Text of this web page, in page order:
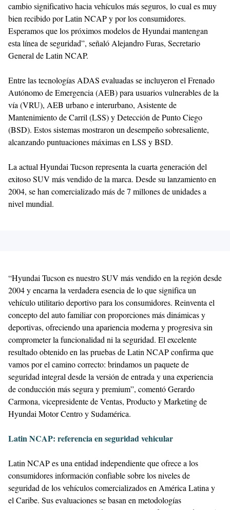
cambio significativo hacia vehículos más seguros, lo cual es muy
bien recibido por Latin NCAP y por los consumidores.
Esperamos que los próximos modelos de Hyundai mantengan
esta línea de seguridad”, señaló Alejandro Furas, Secretario
General de Latin NCAP.
Entre las tecnologías ADAS evaluadas se incluyeron el Frenado
Autónomo de Emergencia (AEB) para usuarios vulnerables de la
vía (VRU), AEB urbano e interurbano, Asistente de
Mantenimiento de Carril (LSS) y Detección de Punto Ciego
(BSD). Estos sistemas mostraron un desempeño sobresaliente,
alcanzando puntuaciones máximas en LSS y BSD.
La actual Hyundai Tucson representa la cuarta generación del
exitoso SUV más vendido de la marca. Desde su lanzamiento en
2004, se han comercializado más de 7 millones de unidades a
nivel mundial.
“Hyundai Tucson es nuestro SUV más vendido en la región desde
2004 y encarna la verdadera esencia de lo que significa un
vehículo utilitario deportivo para los consumidores. Reinventa el
concepto del auto familiar con proporciones más dinámicas y
deportivas, ofreciendo una apariencia moderna y progresiva sin
comprometer la funcionalidad ni la seguridad. El excelente
resultado obtenido en las pruebas de Latin NCAP confirma que
vamos por el camino correcto: brindamos un paquete de
seguridad integral desde la versión de entrada y una experiencia
de conducción más segura y premium”, comentó Gerardo
Carmona, vicepresidente de Ventas, Producto y Marketing de
Hyundai Motor Centro y Sudamérica.
Latin NCAP: referencia en seguridad vehicular
Latin NCAP es una entidad independiente que ofrece a los
consumidores información confiable sobre los niveles de
seguridad de los vehículos comercializados en América Latina y
el Caribe. Sus evaluaciones se basan en metodologías